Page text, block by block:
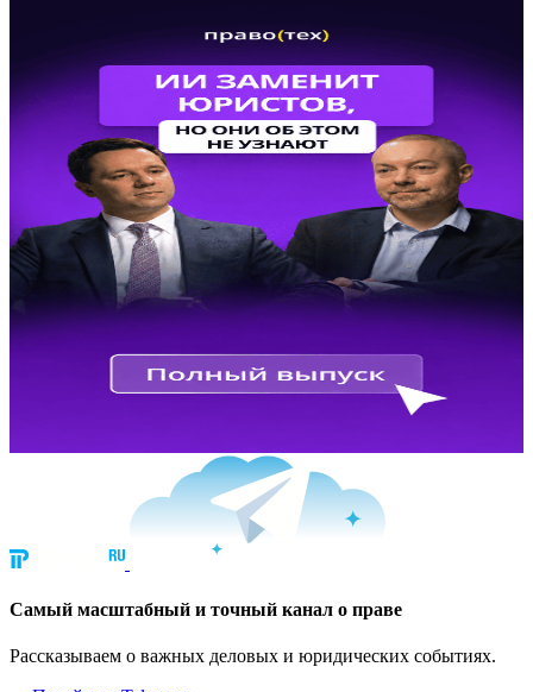
Cамый масштабный и точный канал о праве
Рассказываем о важных деловых и юридических событиях.